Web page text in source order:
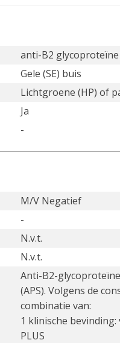
anti-B2
Gele (SE) buis
Lichtgroene (HP) of
Ja
-
M/V Negatief
-
N.v.t.
N.v.t.
Anti-B2-
(APS). Volgens de
combinatie van:
1 klinische
PLUS